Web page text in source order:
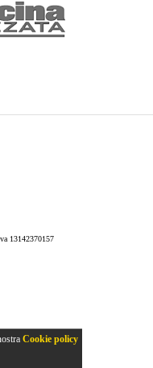
13142370157
Cookie policy